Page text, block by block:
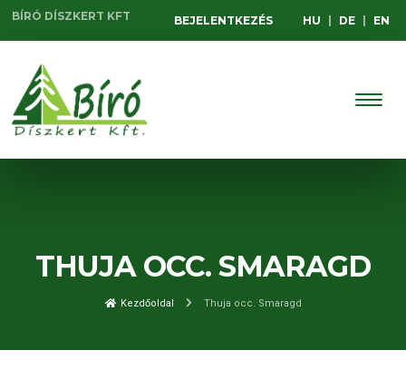
BÍRÓ DÍSZKERT KFT BEJELENTKEZÉS HU DE EN
THUJA OCC. SMARAGD
Kezdőoldal Thuja occ. Smaragd